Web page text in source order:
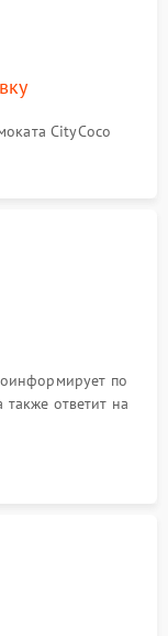
CityCoco
по
ответит на